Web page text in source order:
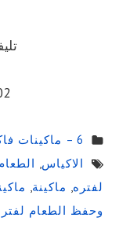
002
6 – ماكينات فاكيوم
الاكياس,
لفتره, ماكينة,
وحفظ الطعام